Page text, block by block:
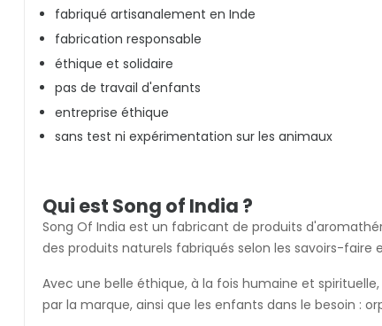
fabriqué artisanalement en Inde
fabrication responsable
éthique et solidaire
pas de travail d'enfants
entreprise éthique
sans test ni expérimentation sur les animaux
Qui est Song of India ?
Song Of India est un fabricant de produits
des produits naturels fabriqués selon les savoirs-faire
Avec une belle éthique, à la fois humaine et
par la marque, ainsi que les enfants dans le besoin :